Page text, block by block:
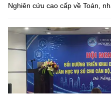
Nghiên cứu cao cấp về Toán,